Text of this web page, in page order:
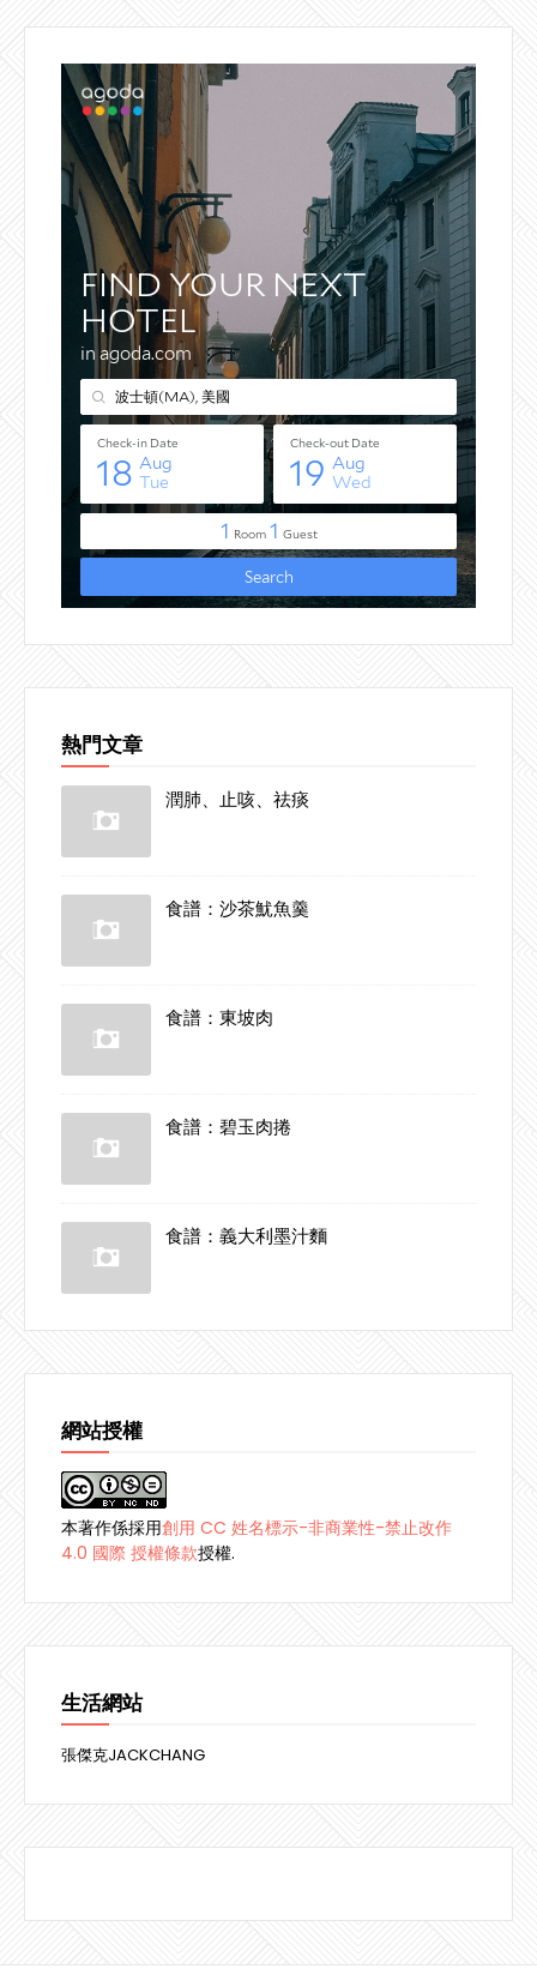
熱門文章
潤肺、止咳、祛痰
食譜：沙茶魷魚羹
食譜：東坡肉
食譜：碧玉肉捲
食譜：義大利墨汁麵
網站授權
本著作係採用創用 CC 姓名標示-非商業性-禁止改作
4.0 國際 授權條款授權.
生活網站
張傑克JACKCHANG